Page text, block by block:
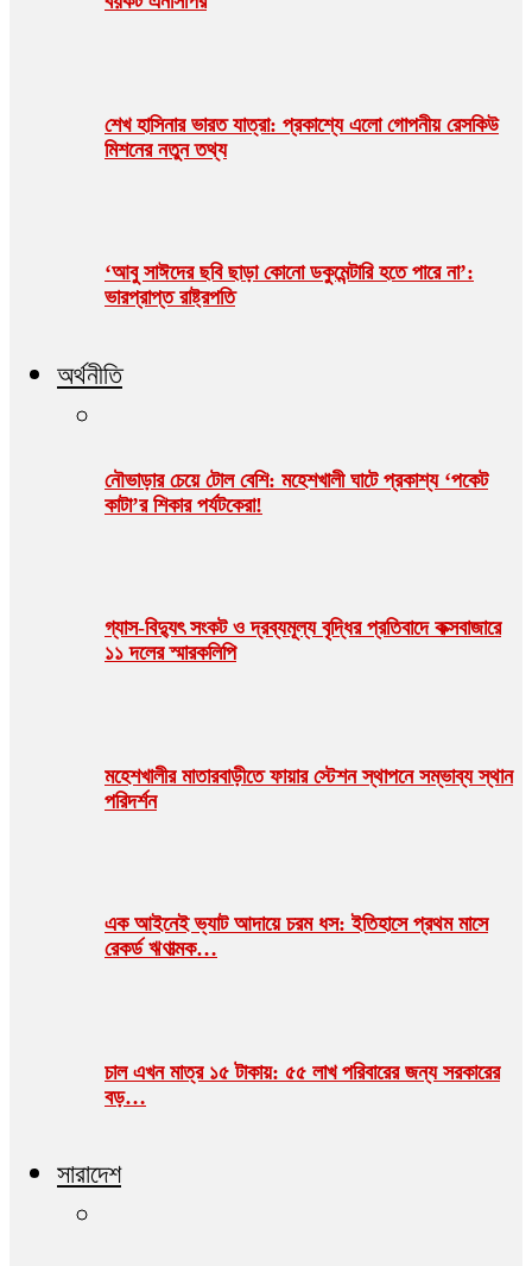
শেখ হাসিনার ভারত যাত্রা: প্রকাশ্যে এলো গোপনীয় রেসকিউ
মিশনের নতুন তথ্য
‘আবু সাঈদের ছবি ছাড়া কোনো ডকুমেন্টারি হতে পারে না’:
ভারপ্রাপ্ত রাষ্ট্রপতি
অর্থনীতি
নৌভাড়ার চেয়ে টোল বেশি: মহেশখালী ঘাটে প্রকাশ্য ‘পকেট
কাটা’র শিকার পর্যটকেরা!
গ্যাস-বিদ্যুৎ সংকট ও দ্রব্যমূল্য বৃদ্ধির প্রতিবাদে কক্সবাজারে
১১ দলের স্মারকলিপি
মহেশখালীর মাতারবাড়ীতে ফায়ার স্টেশন স্থাপনে সম্ভাব্য স্থান
পরিদর্শন
এক আইনেই ভ্যাট আদায়ে চরম ধস: ইতিহাসে প্রথম মাসে
রেকর্ড ঋণাত্মক…
চাল এখন মাত্র ১৫ টাকায়: ৫৫ লাখ পরিবারের জন্য সরকারের
বড়…
সারাদেশ